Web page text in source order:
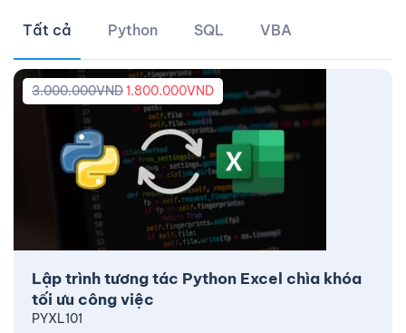
Tất cả Python SQL VBA
Lập trình tương tác Python Excel chìa khóa
tối ưu công việc
3.000.000VND1.800.000VND
PYXL101